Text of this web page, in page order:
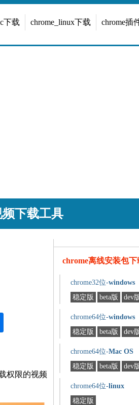
下载 chrome_linux下载 chrome插
下载工具
权限的视频
chrome离线安装包下
chrome32位-windows
稳定版
beta版 dev
chrome64位-windows
稳定版
beta版 dev
chrome64位-Mac OS
稳定版
beta版 dev
chrome64位-linux
稳定版